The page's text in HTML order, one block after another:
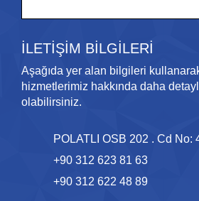
İLETİŞİM BİLGİLERİ
Aşağıda yer alan bilgileri
hizmetlerimiz hakkında daha
olabilirsiniz.
POLATLI OSB 202 . Cd No:
+90 312 623 81 63
+90 312 622 48 89